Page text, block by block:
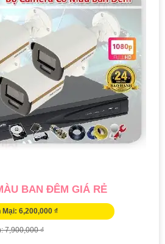
BAN ĐÊM GIÁ RẺ
6,200,000 ₫
7,900,000 ₫